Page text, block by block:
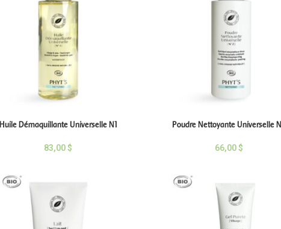
Huile Démaquillante Universelle N1
83,00$
Poudre Nettoyante Universelle
66,00$